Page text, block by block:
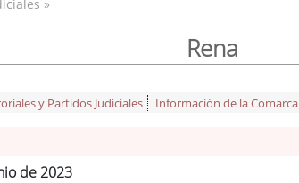
»
Rena
y Partidos Judiciales Información de la Comarca
de 2023